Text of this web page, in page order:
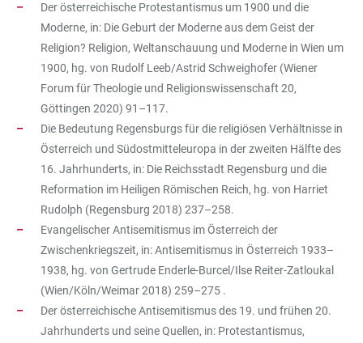
Der österreichische Protestantismus um 1900 und die
Moderne, in: Die Geburt der Moderne aus dem Geist der
Religion? Religion, Weltanschauung und Moderne in Wien um
1900, hg. von Rudolf Leeb/Astrid Schweighofer (Wiener
Forum für Theologie und Religionswissenschaft 20,
Göttingen 2020) 91–117.
Die Bedeutung Regensburgs für die religiösen Verhältnisse in
Österreich und Südostmitteleuropa in der zweiten Hälfte des
16. Jahrhunderts, in: Die Reichsstadt Regensburg und die
Reformation im Heiligen Römischen Reich, hg. von Harriet
Rudolph (Regensburg 2018) 237–258.
Evangelischer Antisemitismus im Österreich der
Zwischenkriegszeit, in: Antisemitismus in Österreich 1933–
1938, hg. von Gertrude Enderle-Burcel/Ilse Reiter-Zatloukal
(Wien/Köln/Weimar 2018) 259–275 .
Der österreichische Antisemitismus des 19. und frühen 20.
Jahrhunderts und seine Quellen, in: Protestantismus,